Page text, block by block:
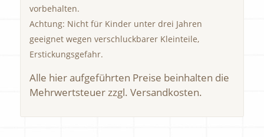
vorbehalten.
Achtung: Nicht für Kinder unter drei Jahren
geeignet wegen verschluckbarer Kleinteile,
Erstickungsgefahr.
Alle hier aufgeführten Preise beinhalten die
Mehrwertsteuer zzgl. Versandkosten.